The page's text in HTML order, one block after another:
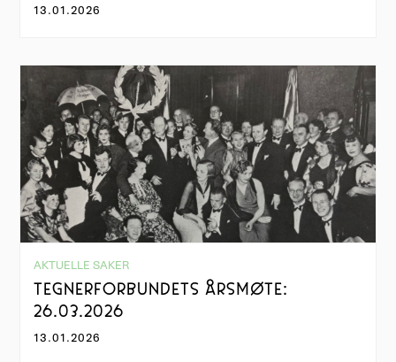
13.01.2026
AKTUELLE SAKER
TEGNERFORBUNDETS ÅRSMØTE:
26.03.2026
13.01.2026